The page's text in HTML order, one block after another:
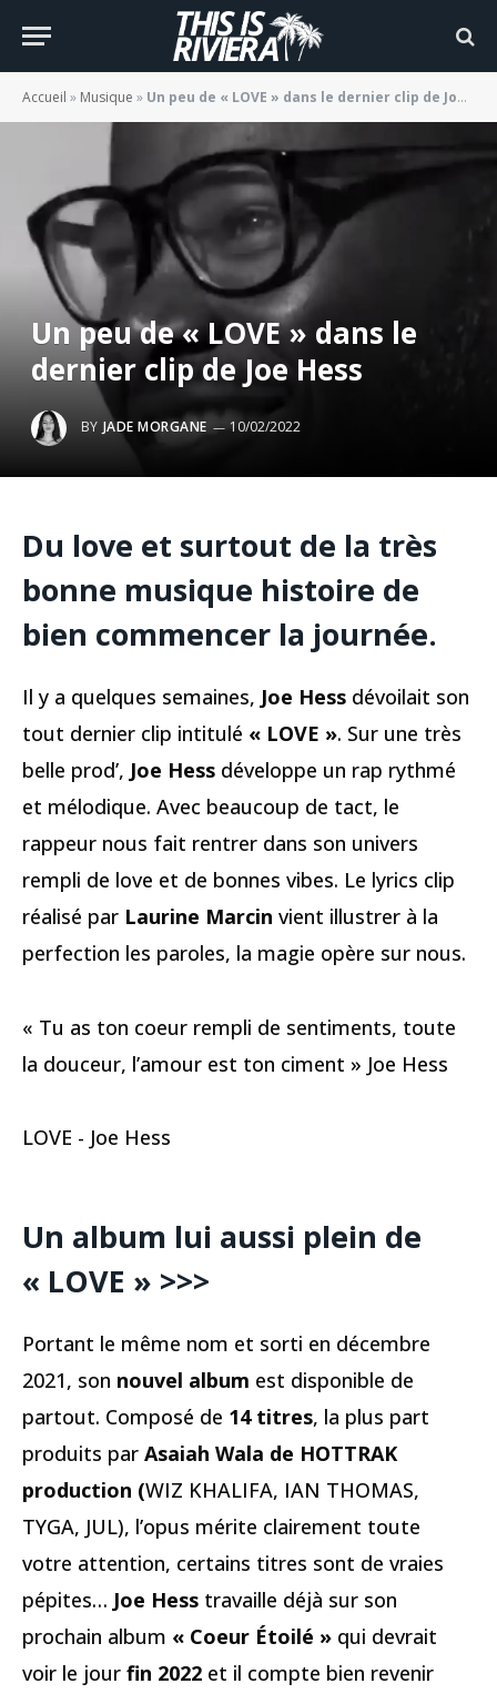
Accueil » Musique » Un peu de « LOVE » dans le dernier clip de Joe Hess
Un peu de « LOVE » dans le
dernier clip de Joe Hess
BY JADE MORGANE 10/02/2022
Du love et surtout de la très
bonne musique histoire de
bien commencer la journée.
Il y a quelques semaines, Joe Hess dévoilait son
tout dernier clip intitulé « LOVE ». Sur une très
belle prod’, Joe Hess développe un rap rythmé
et mélodique. Avec beaucoup de tact, le
rappeur nous fait rentrer dans son univers
rempli de love et de bonnes vibes. Le lyrics clip
réalisé par Laurine Marcin vient illustrer à la
perfection les paroles, la magie opère sur nous.
« Tu as ton coeur rempli de sentiments, toute
la douceur, l’amour est ton ciment » Joe Hess
LOVE - Joe Hess
Un album lui aussi plein de
« LOVE » >>>
Portant le même nom et sorti en décembre
2021, son nouvel album est disponible de
partout. Composé de 14 titres, la plus part
produits par Asaiah Wala de HOTTRAK
production (WIZ KHALIFA, IAN THOMAS,
TYGA, JUL), l’opus mérite clairement toute
votre attention, certains titres sont de vraies
pépites… Joe Hess travaille déjà sur son
prochain album « Coeur Étoilé » qui devrait
voir le jour fin 2022 et il compte bien revenir